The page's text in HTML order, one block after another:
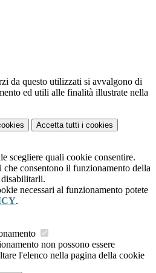
da questo utilizzati si avvalgono di
ed utili alle finalità illustrate nella
Accetta tutti i cookies
scegliere quali cookie consentire.
consentono il funzionamento della
necessari al funzionamento potete
.
non possono essere
l'elenco nella pagina della cookie